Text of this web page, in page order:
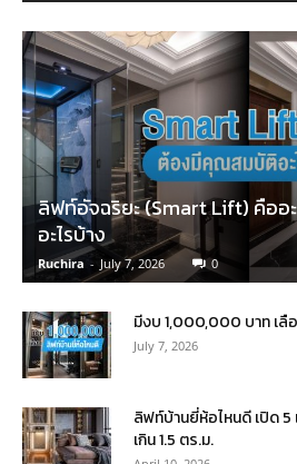
ลิฟท์อัจฉริยะ (Smart Lift) คือ
อะไรบ้าง
Ruchira - July 7, 2026 0
มีงบ 1,000,000 บาท เ
July 7, 2026
ลิฟท์บ้านยี่ห้อไหนดี เปิด 5
เกิน 1.5 ตร.ม.